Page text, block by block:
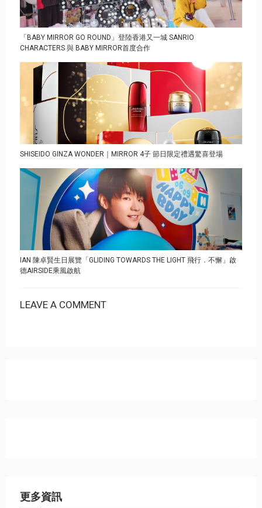
「BABY MIRROR GO ROUND」登陸香港又一城 SANRIO
CHARACTERS 與 BABY MIRROR首度合作
SHISEIDO GINZA WONDER｜MIRROR 4子 節日限定禮遇驚喜登場
IAN 陳卓賢生日展覽「GLIDING TOWARDS THE LIGHT 飛行．不懈」啟
德AIRSIDE乘風啟航
LEAVE A COMMENT
更多資訊